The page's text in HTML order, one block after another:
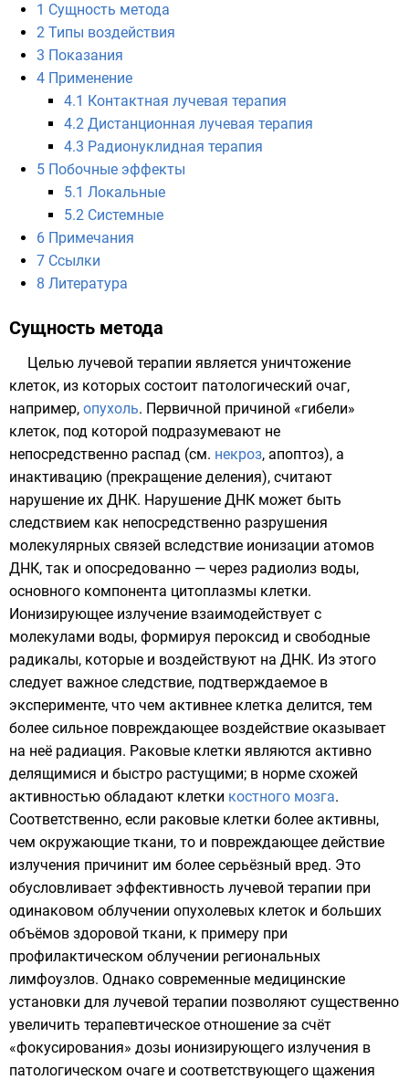
1 Сущность метода
2 Типы воздействия
3 Показания
4 Применение
4.1 Контактная лучевая терапия
4.2 Дистанционная лучевая терапия
4.3 Радионуклидная терапия
5 Побочные эффекты
5.1 Локальные
5.2 Системные
6 Примечания
7 Ссылки
8 Литература
Сущность метода
Целью лучевой терапии является уничтожение
клеток, из которых состоит патологический очаг,
например, опухоль. Первичной причиной «гибели»
клеток, под которой подразумевают не
непосредственно распад (см. некроз, апоптоз), а
инактивацию (прекращение деления), считают
нарушение их ДНК. Нарушение ДНК может быть
следствием как непосредственно разрушения
молекулярных связей вследствие ионизации атомов
ДНК, так и опосредованно — через радиолиз воды,
основного компонента цитоплазмы клетки.
Ионизирующее излучение взаимодействует с
молекулами воды, формируя пероксид и свободные
радикалы, которые и воздействуют на ДНК. Из этого
следует важное следствие, подтверждаемое в
эксперименте, что чем активнее клетка делится, тем
более сильное повреждающее воздействие оказывает
на неё радиация. Раковые клетки являются активно
делящимися и быстро растущими; в норме схожей
активностью обладают клетки костного мозга.
Соответственно, если раковые клетки более активны,
чем окружающие ткани, то и повреждающее действие
излучения причинит им более серьёзный вред. Это
обусловливает эффективность лучевой терапии при
одинаковом облучении опухолевых клеток и больших
объёмов здоровой ткани, к примеру при
профилактическом облучении региональных
лимфоузлов. Однако современные медицинские
установки для лучевой терапии позволяют существенно
увеличить терапевтическое отношение за счёт
«фокусирования» дозы ионизирующего излучения в
патологическом очаге и соответствующего щажения